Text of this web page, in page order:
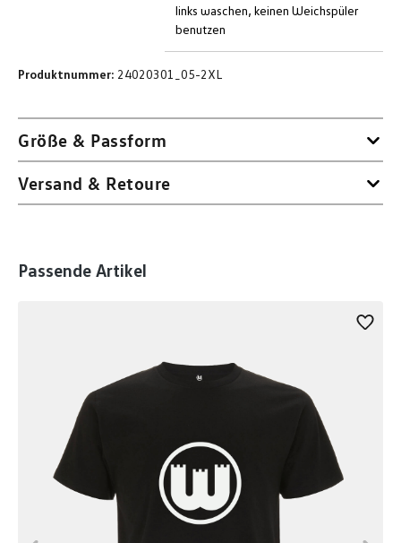
links waschen, keinen Weichspüler
benutzen
Produktnummer: 24020301_05-2XL
Größe & Passform
Versand & Retoure
Produktgalerie überspringen
Passende Artikel